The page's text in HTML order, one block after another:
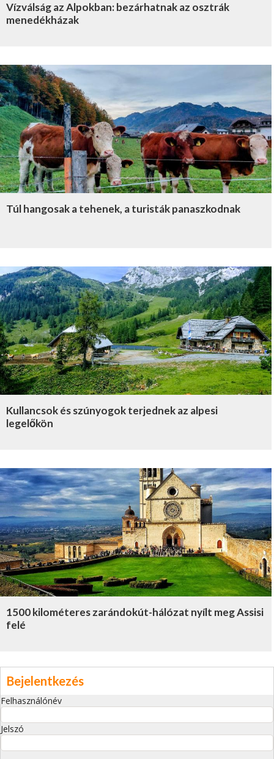
Vízválság az Alpokban: bezárhatnak az osztrák
menedékházak
Túl hangosak a tehenek, a turisták panaszkodnak
Kullancsok és szúnyogok terjednek az alpesi
legelőkön
1500 kilométeres zarándokút-hálózat nyílt meg Assisi
felé
Bejelentkezés
Felhasználónév
Jelszó